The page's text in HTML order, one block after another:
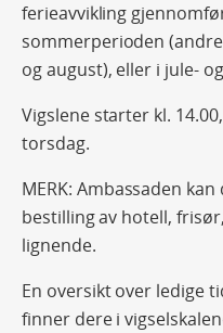
ferieavvikling
sommerperioden
og august), eller i jule-
Vigslene starter kl.
torsdag.
MERK: Ambassaden
bestilling av hotell,
lignende.
En oversikt over ledige
finner dere i